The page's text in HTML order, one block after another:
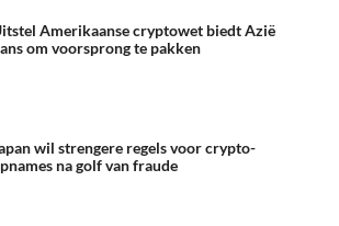
Amerikaanse cryptowet biedt Azië
om voorsprong te pakken
wil strengere regels voor crypto-
na golf van fraude